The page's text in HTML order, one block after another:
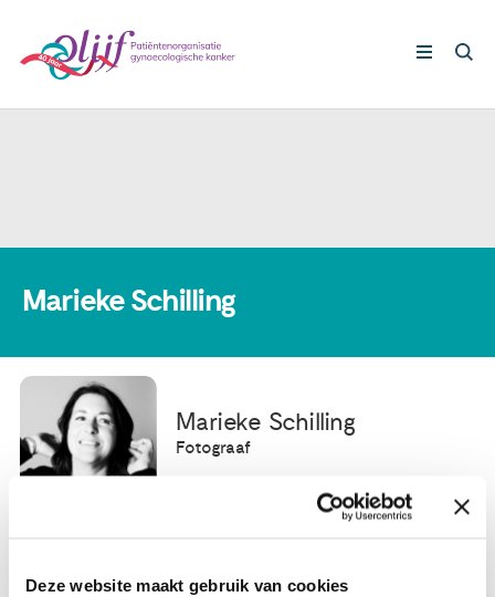
Deze website maakt gebruik van cookies
Nieuws
Marieke Schilling
Marieke Schilling
Fotograaf